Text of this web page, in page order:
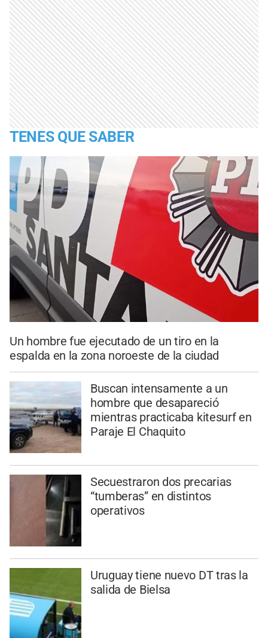
TENES QUE SABER
Un hombre fue ejecutado de un tiro en la
espalda en la zona noroeste de la ciudad
Buscan intensamente a un
hombre que desapareció
mientras practicaba kitesurf en
Paraje El Chaquito
Secuestraron dos precarias
“tumberas” en distintos
operativos
Uruguay tiene nuevo DT tras la
salida de Bielsa